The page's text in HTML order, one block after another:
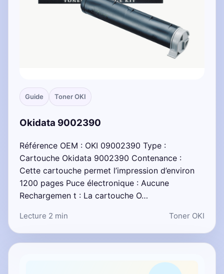
Guide Toner OKI
Okidata 9002390
Référence OEM : OKI 09002390 Type :
Cartouche Okidata 9002390 Contenance :
Cette cartouche permet l’impression d’environ
1200 pages Puce électronique : Aucune
Rechargemen t : La cartouche O…
Lecture 2 min Toner OKI